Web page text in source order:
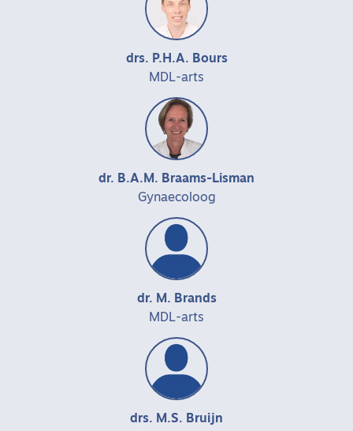
drs. P.H.A. Bours
MDL-arts
dr. B.A.M. Braams-Lisman
Gynaecoloog
dr. M. Brands
MDL-arts
drs. M.S. Bruijn